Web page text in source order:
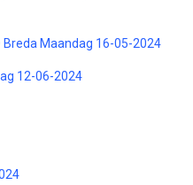
Maandag 16-05-2024
12-06-2024